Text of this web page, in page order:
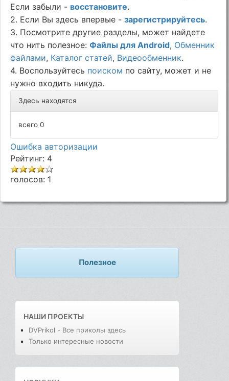
Если забыли - восстановите.
2. Если Вы здесь впервые -зарегистрируйтесь.
3. Посмотрите другие разделы, может найдете
что нить полезное:Файлы для Android, Обменник
файлами, Каталог статей, Видеообменник.
4. Воспользуйтесь поиском по сайту, может и не
нужно входить никуда.
Здесь находятся
всего 0
Ошибка авторизации
Рейтинг: 4
голосов: 1
Полезное
НАШИ ПРОЕКТЫ
DVPrikol - Все приколы здесь
Только интересные новости